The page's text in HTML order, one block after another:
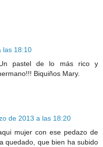
las 18:10
pastel de lo más rico y
Biquiños Mary.
de 2013 a las 18:20
mujer con ese pedazo de
quedado, que bien ha subido